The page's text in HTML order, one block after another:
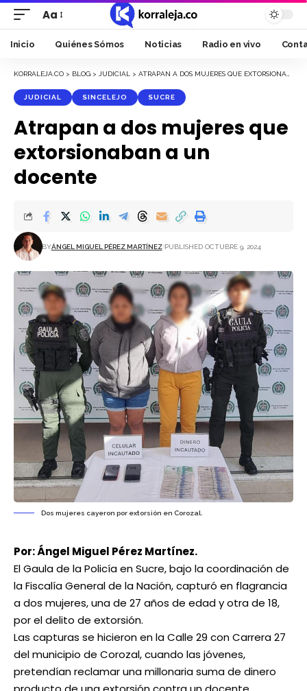
Font
Resizer
Aa
Inicio Quiénes Sómos Noticias Radio en vivo
KORRALEJA.CO > BLOG > JUDICIAL > ATRAPAN A DOS MUJERES QUE EXTORSIONABAN A UN DOCENTE
JUDICIAL SINCELEJO SUCRE
Atrapan a dos mujeres que
extorsionaban a un
docente
BYÁNGEL MIGUEL PÉREZ MARTÍNEZ PUBLISHED OCTUBRE 9, 2024
Dos mujeres cayeron por extorsión en Corozal.
Por: Ángel Miguel Pérez Martínez.
El Gaula de la Policía en Sucre, bajo la coordinación de
la Fiscalía General de la Nación, capturó en flagrancia
a dos mujeres, una de 27 años de edad y otra de 18,
por el delito de extorsión.
Las capturas se hicieron en la Calle 29 con Carrera 27
del municipio de Corozal, cuando las jóvenes,
pretendían reclamar una millonaria suma de dinero